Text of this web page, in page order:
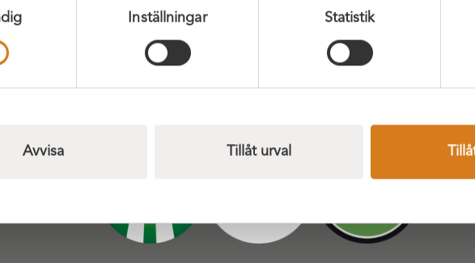
Inställningar Statistik
Avvisa Tillåt urval